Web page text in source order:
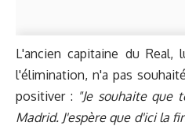
L'ancien capitaine du Real,
l'élimination, n'a pas
positiver : "Je souhaite que
Madrid. J'espère que d'ici la